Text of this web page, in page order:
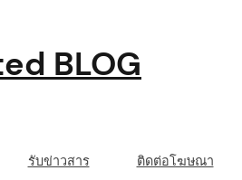
BLOG
รับข่าวสาร ติดต่อโฆษณา